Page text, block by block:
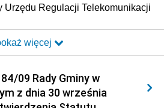
Urzędu Regulacji Telekomunikacji
Ministra Transportu i Budownictwa
Spraw Wewnętrznych i
więcej
09 Rady Gminy w
z dnia 30 września